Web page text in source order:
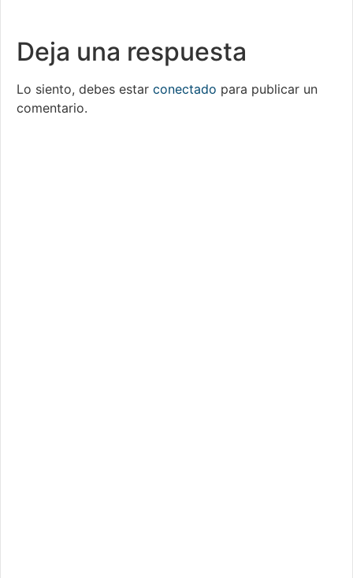
Deja una respuesta
Lo siento, debes estar conectado para publicar un
comentario.